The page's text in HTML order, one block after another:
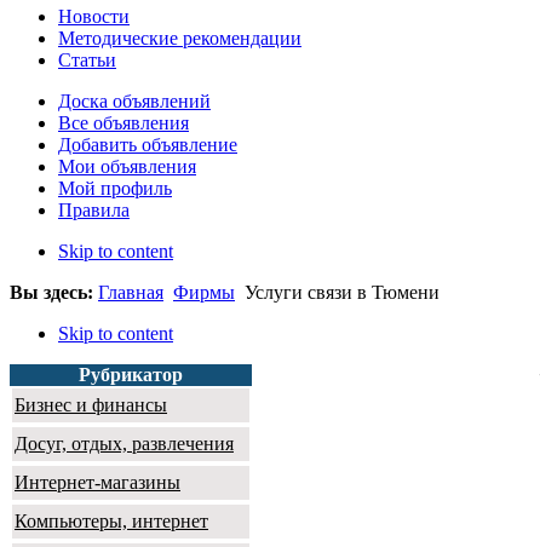
Новости
Методические рекомендации
Статьи
Доска объявлений
Все объявления
Добавить объявление
Мои объявления
Мой профиль
Правила
Skip to content
Вы здесь: Главная Фирмы Услуги связи в Тюмени
Skip to content
Рубрикатор
Бизнес и финансы
Досуг, отдых, развлечения
Интернет-магазины
Компьютеры, интернет